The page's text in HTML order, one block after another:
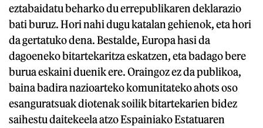
eztabaidatu beharko du errepublikaren deklarazio
bati buruz. Hori nahi dugu katalan gehienok, eta hori
da gertatuko dena. Bestalde, Europa hasi da
dagoeneko bitartekaritza eskatzen, eta badago bere
burua eskaini duenik ere. Oraingoz ez da publikoa,
baina badira nazioarteko komunitateko ahots oso
esanguratsuak diotenak soilik bitartekarien bidez
saihestu daitekeela atzo Espainiako Estatuaren